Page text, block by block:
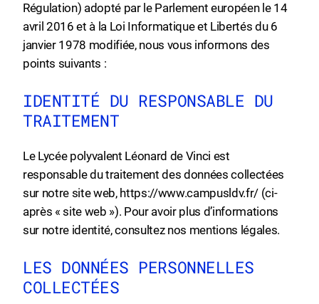
Régulation) adopté par le Parlement européen le 14
avril 2016 et à la Loi Informatique et Libertés du 6
janvier 1978 modifiée, nous vous informons des
points suivants :
IDENTITÉ DU RESPONSABLE DU
TRAITEMENT
Le Lycée polyvalent Léonard de Vinci est
responsable du traitement des données collectées
sur notre site web, https://www.campusldv.fr/ (ci-
après « site web »). Pour avoir plus d’informations
sur notre identité, consultez nos mentions légales.
LES DONNÉES PERSONNELLES
COLLECTÉES